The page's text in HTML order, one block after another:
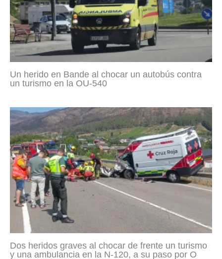
Un herido en Bande al chocar un autobús contra
un turismo en la OU-540
Dos heridos graves al chocar de frente un turismo
y una ambulancia en la N-120, a su paso por O